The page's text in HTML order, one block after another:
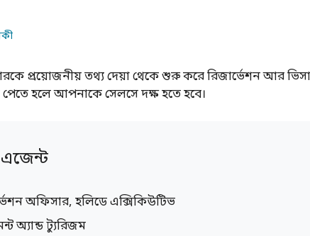
প্রয়োজনীয় তথ্য দেয়া থেকে শুরু করে রিজার্ভেশন আর
পেতে হলে আপনাকে সেলসে দক্ষ হতে হবে।
অফিসার, হলিডে এক্সিকিউটিভ
অ্যান্ড ট্যুরিজম